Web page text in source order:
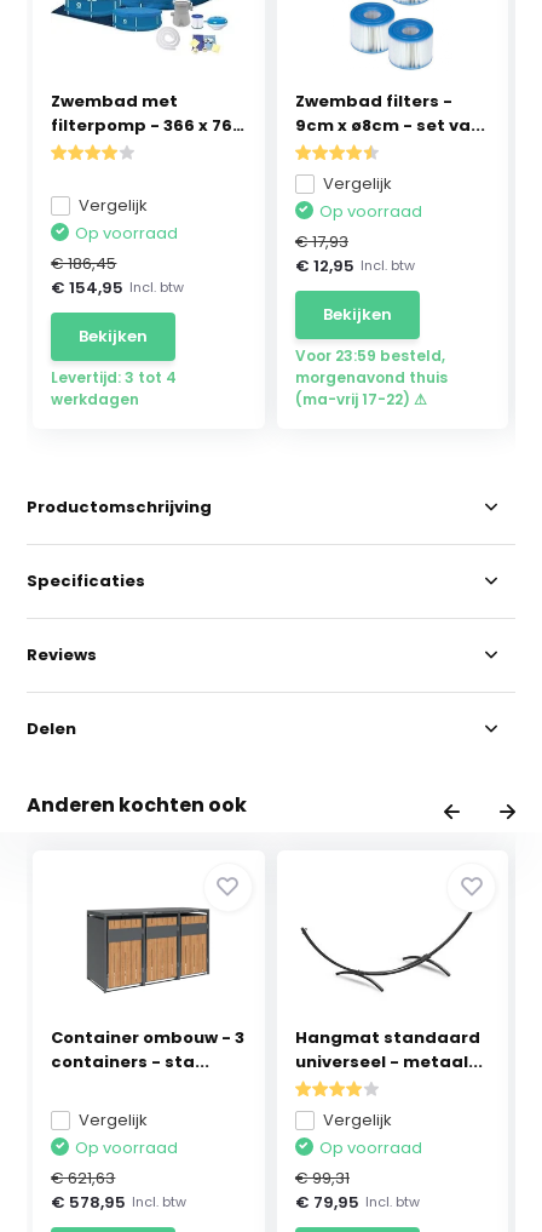
Zwembad met
filterpomp - 366 x 76
cm ...
Vergelijk
Op voorraad
€ 186,45
€ 154,95 Incl. btw
Bekijken
Levertijd: 3 tot 4
werkdagen
Zwembad filters -
9cm x ø8cm - set va...
Vergelijk
Op voorraad
€ 17,93
€ 12,95 Incl. btw
Bekijken
Voor 23:59 besteld,
morgenavond thuis
(ma-vrij 17-22) ⚠
Productomschrijving
Specificaties
Reviews
Delen
Anderen kochten ook
Container ombouw - 3
containers - sta...
Vergelijk
Op voorraad
€ 621,63
€ 578,95 Incl. btw
Hangmat standaard
universeel - metaal...
Vergelijk
Op voorraad
€ 99,31
€ 79,95 Incl. btw